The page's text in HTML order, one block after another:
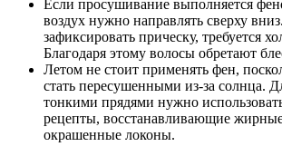
Если просушивание выполняется
воздух нужно направлять сверху
зафиксировать прическу, требуется
Благодаря этому волосы обретают
Летом не стоит применять фен,
стать пересушенными из-за солнца.
тонкими прядями нужно
рецепты, восстанавливающие
окрашенные локоны.